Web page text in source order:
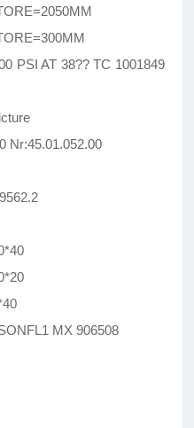
PSI AT 38?? TC 1001849
Nr:45.01.052.00
MX 906508